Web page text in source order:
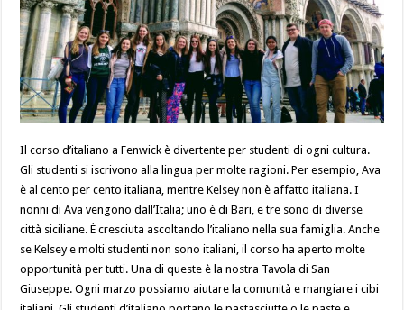
Il corso d’italiano a Fenwick è divertente per studenti di ogni cultura.
Gli studenti si iscrivono alla lingua per molte ragioni. Per esempio, Ava
è al cento per cento italiana, mentre Kelsey non è affatto italiana. I
nonni di Ava vengono dall’Italia; uno è di Bari, e tre sono di diverse
città siciliane. È cresciuta ascoltando l’italiano nella sua famiglia. Anche
se Kelsey e molti studenti non sono italiani, il corso ha aperto molte
opportunità per tutti. Una di queste è la nostra Tavola di San
Giuseppe. Ogni marzo possiamo aiutare la comunità e mangiare i cibi